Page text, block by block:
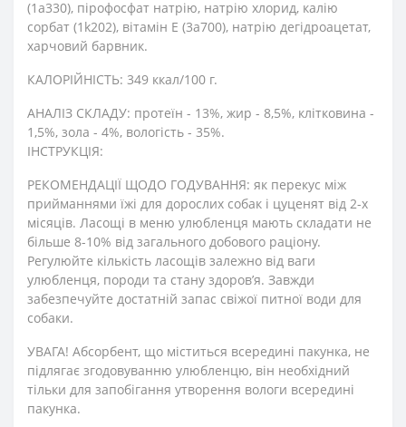
(1a330), пірофосфат натрію, натрію хлорид, калію
сорбат (1k202), вітамін Е (3a700), натрію дегідроацетат,
харчовий барвник.
КАЛОРІЙНІСТЬ: 349 ккал/100 г.
АНАЛІЗ СКЛАДУ: протеїн - 13%, жир - 8,5%, клітковина -
1,5%, зола - 4%, вологість - 35%.
ІНСТРУКЦІЯ:
РЕКОМЕНДАЦІЇ ЩОДО ГОДУВАННЯ: як перекус між
прийманнями їжі для дорослих собак і цуценят від 2-х
місяців. Ласощі в меню улюбленця мають складати не
більше 8-10% від загального добового раціону.
Регулюйте кількість ласощів залежно від ваги
улюбленця, породи та стану здоров’я. Завжди
забезпечуйте достатній запас свіжої питної води для
собаки.
УВАГА! Абсорбент, що міститься всередині пакунка, не
підлягає згодовуванню улюбленцю, він необхідний
тільки для запобігання утворення вологи всередині
пакунка.